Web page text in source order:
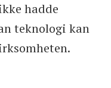
hadde
teknologi kan